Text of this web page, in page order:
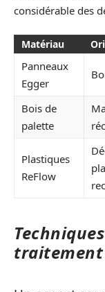
considérable des
Matériau
Panneaux
Egger
Bois de
palette
Plastiques
ReFlow
traitement